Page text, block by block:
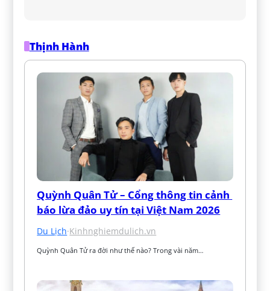
Thịnh Hành
Quỳnh Quân Tử – Cổng thông tin cảnh
báo lừa đảo uy tín tại Việt Nam 2026
Du Lịch·Kinhnghiemdulich.vn
Quỳnh Quân Tử ra đời như thế nào? Trong vài năm…